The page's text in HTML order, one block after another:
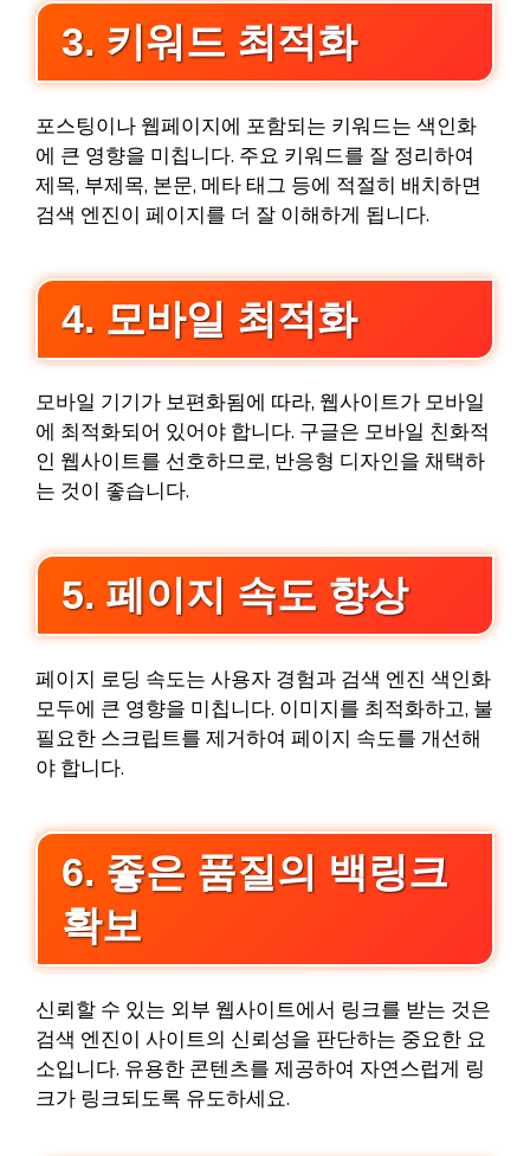
3. 키워드 최적화
포스팅이나 웹페이지에 포함되는 키워드는 색인화
에 큰 영향을 미칩니다. 주요 키워드를 잘 정리하여
제목, 부제목, 본문, 메타 태그 등에 적절히 배치하면
검색 엔진이 페이지를 더 잘 이해하게 됩니다.
4. 모바일 최적화
모바일 기기가 보편화됨에 따라, 웹사이트가 모바일
에 최적화되어 있어야 합니다. 구글은 모바일 친화적
인 웹사이트를 선호하므로, 반응형 디자인을 채택하
는 것이 좋습니다.
5. 페이지 속도 향상
페이지 로딩 속도는 사용자 경험과 검색 엔진 색인화
모두에 큰 영향을 미칩니다. 이미지를 최적화하고, 불
필요한 스크립트를 제거하여 페이지 속도를 개선해
야 합니다.
6. 좋은 품질의 백링크
확보
신뢰할 수 있는 외부 웹사이트에서 링크를 받는 것은
검색 엔진이 사이트의 신뢰성을 판단하는 중요한 요
소입니다. 유용한 콘텐츠를 제공하여 자연스럽게 링
크가 링크되도록 유도하세요.